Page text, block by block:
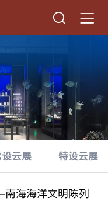
云展 特设云展
海海洋文明陈列